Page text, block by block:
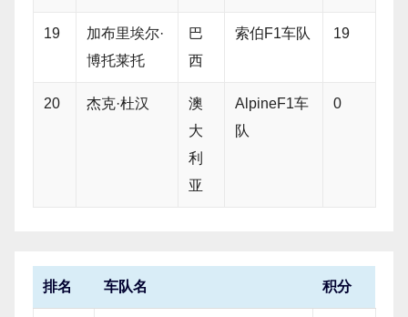
19
加布里埃尔·
博托莱托
巴
西
索伯F1车队 19
20 杰克·杜汉
澳
大
利
亚
AlpineF1车
队
0
排名 车队名 积分